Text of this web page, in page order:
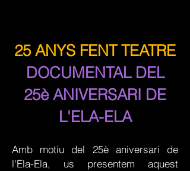
25 ANYS FENT TEATRE
DOCUMENTAL DEL
25è ANIVERSARI DE
L'ELA-ELA
Amb motiu del 25è aniversari de
l'Ela-Ela, us presentem aquest